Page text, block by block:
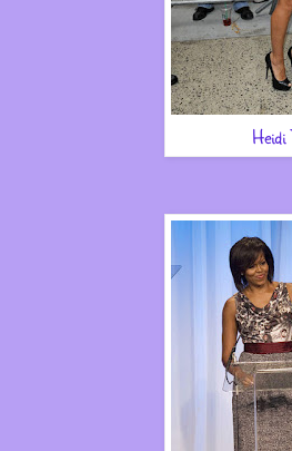
Heidi